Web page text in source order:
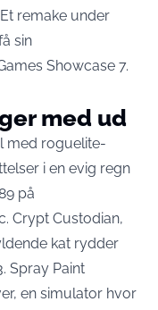
remake under
sin
Showcase 7.
med ud
med roguelite-
i en evig regn
på
Crypt Custodian,
kat rydder
Spray Paint
en simulator hvor